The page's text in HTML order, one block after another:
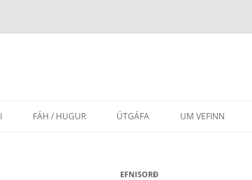
FÁH / HUGUR
LEIÐBEININGAR FYRIR HÖFUNDA
ÚTGÁFA UM VEFINN
EFNISORÐ